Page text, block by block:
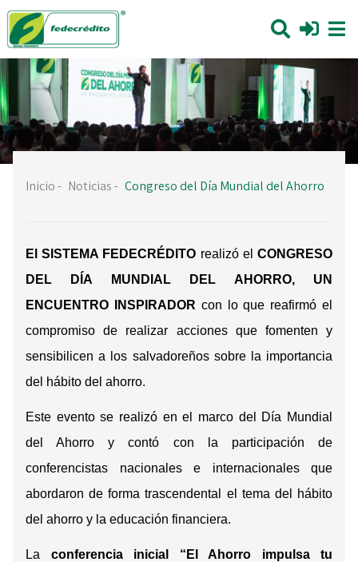
Inicio- Noticias- Congreso del Día Mundial del Ahorro
El SISTEMA FEDECRÉDITO realizó elCONGRESO
DEL DÍA MUNDIAL DEL AHORRO, UN
ENCUENTRO INSPIRADOR con lo que reafirmó el
compromiso de realizar acciones que fomenten y
sensibilicen a los salvadoreños sobre la importancia
del hábito del ahorro.
Este evento se realizó en el marco del Día Mundial
del Ahorro y contó con la participación de
conferencistas nacionales e internacionales que
abordaron de forma trascendental el tema del hábito
del ahorro y la educación financiera.
La conferenciainicial “El Ahorro impulsa tu